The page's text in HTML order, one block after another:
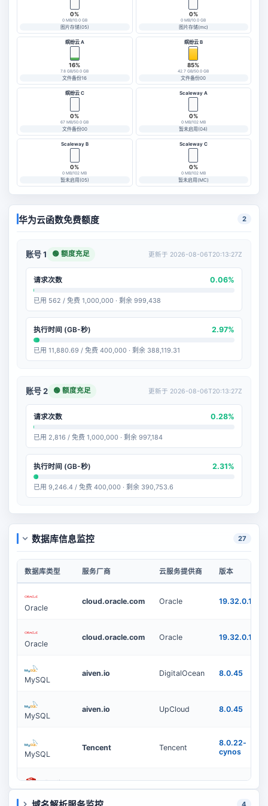
0%
0 MB/10.0 GB
图片存储(05)
0%
0 MB/10.0 GB
图片存储(mc)
缤纷云 A
16%
7.8 GB/50.0 GB
文件备份16
缤纷云 B
85%
42.7 GB/50.0 GB
文件备份00
缤纷云 C
0%
67 MB/50.0 GB
文件备份00
Scaleway A
0%
0 MB/102 MB
暂未启用(04)
Scaleway B
0%
0 MB/102 MB
暂未启用(05)
Scaleway C
0%
0 MB/102 MB
暂未启用(MC)
华为云函数免费额度 2
账号 1 🟢 额度充足 更新于 2026-08-06T20:13:27Z
请求次数 0.06%
已用 562 / 免费 1,000,000 · 剩余 999,438
执行时间 (GB-秒) 2.97%
已用 11,880.69 / 免费 400,000 · 剩余 388,119.31
账号 2 🟢 额度充足 更新于 2026-08-06T20:13:27Z
请求次数 0.28%
已用 2,816 / 免费 1,000,000 · 剩余 997,184
执行时间 (GB-秒) 2.31%
已用 9,246.4 / 免费 400,000 · 剩余 390,753.6
数据库信息监控 27
数据库类型 服务厂商 云服务提供商 版本
Oracle
cloud.oracle.com Oracle 19.32.0.1.0
Oracle
cloud.oracle.com Oracle 19.32.0.1.0
MySQL
aiven.io DigitalOcean 8.0.45
MySQL
aiven.io UpCloud 8.0.45
MySQL
Tencent Tencent
8.0.22-
cynos
Redis aiven.io DigitalOcean 7.2.4
4